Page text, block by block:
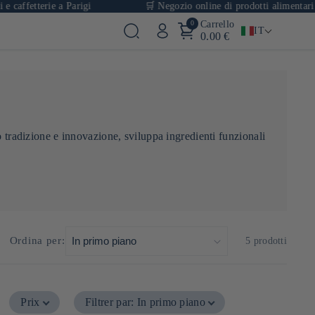
a Parigi 🛒 Negozio online di prodotti alimentari
0 Carrello
0.00 € IT
tradizione e innovazione, sviluppa ingredienti funzionali
Ordina per: 5 prodotti
Prix Filtrer par: In primo piano